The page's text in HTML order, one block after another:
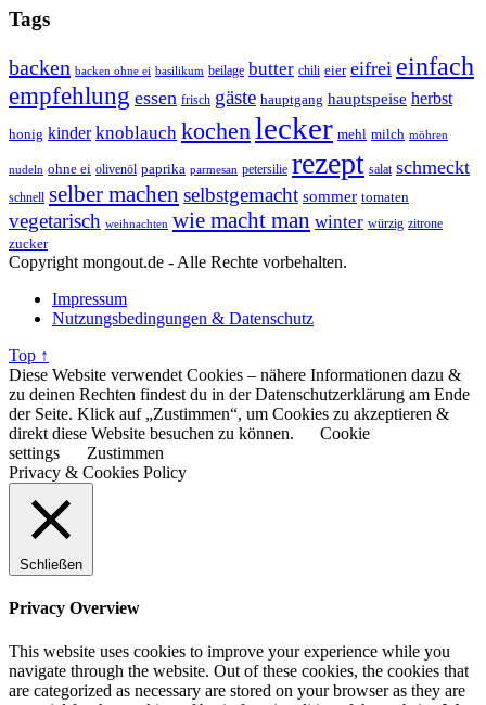
Tags
backen backen ohne ei basilikum beilage butter chili eier eifrei einfach
empfehlung essen frisch gäste hauptgang hauptspeise herbst
honig kinder knoblauch kochen lecker mehl milch möhren
nudeln ohne ei olivenöl paprika parmesan petersilie rezept salat schmeckt
schnell selber machen selbstgemacht sommer tomaten
vegetarisch weihnachten wie macht man winter würzig zitrone
zucker
Copyright mongout.de - Alle Rechte vorbehalten.
Impressum
Nutzungsbedingungen & Datenschutz
Top ↑
Diese Website verwendet Cookies – nähere Informationen dazu &
zu deinen Rechten findest du in der Datenschutzerklärung am Ende
der Seite. Klick auf „Zustimmen“, um Cookies zu akzeptieren &
direkt diese Website besuchen zu können.
Cookie
settings
Zustimmen
Privacy & Cookies Policy
Schließen
Privacy Overview
This website uses cookies to improve your experience while you
navigate through the website. Out of these cookies, the cookies that
are categorized as necessary are stored on your browser as they are